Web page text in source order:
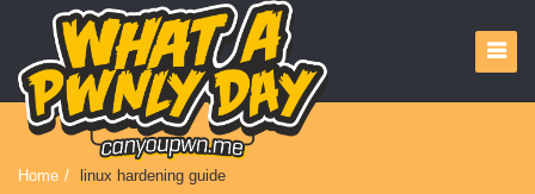
Home / linux hardening guide